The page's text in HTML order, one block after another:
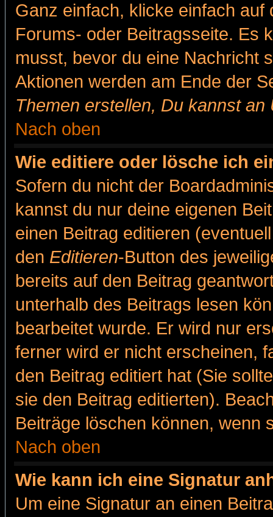
Ganz einfach, klicke einfach
Forums- oder Beitragsseite. Es
musst, bevor du eine Nachricht
Aktionen werden am Ende der
Themen erstellen, Du kannst
Nach oben
Wie editiere oder lösche ich
Sofern du nicht der
kannst du nur deine eigenen
einen Beitrag editieren
den Editieren-Button des
bereits auf den Beitrag
unterhalb des Beitrags lesen
bearbeitet wurde. Er wird nur
ferner wird er nicht erscheinen,
den Beitrag editiert hat (Sie
sie den Beitrag editierten).
Beiträge löschen können, wenn
Nach oben
Wie kann ich eine Signatur
Um eine Signatur an einen